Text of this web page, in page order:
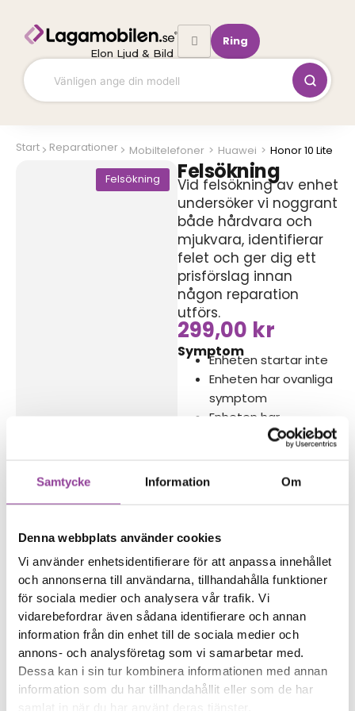
Samtycke Information Om
Denna webbplats använder cookies
Vi använder enhetsidentifierare för att anpassa innehållet
och annonserna till användarna, tillhandahålla funktioner
för sociala medier och analysera vår trafik. Vi
vidarebefordrar även sådana identifierare och annan
information från din enhet till de sociala medier och
annons- och analysföretag som vi samarbetar med.
Dessa kan i sin tur kombinera informationen med annan
information som du har tillhandahållit eller som de har
samlat in när du har använt deras tjänster.
innehåll
Elon Ljud & Bild
Ring
Start Reparationer Mobiltelefoner > Huawei > Honor 10 Lite
Felsökning
Felsökning
Vid felsökning av enhet
undersöker vi noggrant
både hårdvara och
mjukvara, identifierar
felet och ger dig ett
prisförslag innan
någon reparation
utförs.
299,00 kr
Symptom
Enheten startar inte
Enheten har ovanliga
symptom
Enheten har
vattenskador
Reparations tid – Ca
30 minuter
kostnadsfri vid en
Boka tid
Fler reparationer för samma